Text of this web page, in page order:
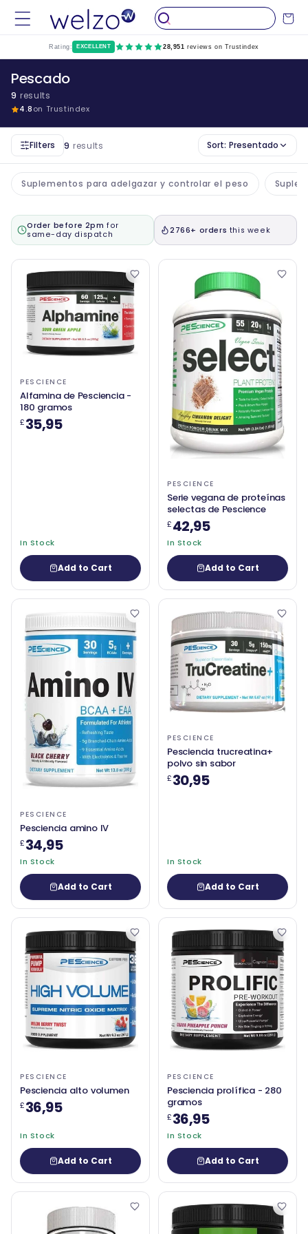
Saltar al
contenido
Carro
Rating: EXCELLENT 28,951 reviews on Trustindex
Pescado
9 results
4.8on Trustindex
Filters 9 results Sort: Presentado
Suplementos para adelgazar y controlar el peso
Order before 2pm for
same-day dispatch
2766+ orders this week
PESCIENCE
Alfamina de Pesciencia -
180 gramos
£35,95
In Stock
Add to Cart
PESCIENCE
Serie vegana de proteínas
selectas de Pescience
£42,95
In Stock
Add to Cart
PESCIENCE
Pesciencia amino IV
£34,95
In Stock
Add to Cart
PESCIENCE
Pesciencia trucreatina+
polvo sin sabor
£30,95
In Stock
Add to Cart
PESCIENCE
Pesciencia alto volumen
£36,95
In Stock
Add to Cart
PESCIENCE
Pesciencia prolífica - 280
gramos
£36,95
In Stock
Add to Cart